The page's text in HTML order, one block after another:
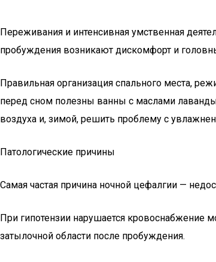
Переживания и интенсивная умственная
пробуждения возникают дискомфорт и
Правильная организация спального места,
перед сном полезны ванны с маслами
воздуха и, зимой, решить проблему с
Патологические причины
Самая частая причина ночной цефалгии —
При гипотензии нарушается кровоснабжение
затылочной области после пробуждения.